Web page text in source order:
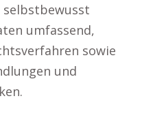
umfassend,
sowie
und